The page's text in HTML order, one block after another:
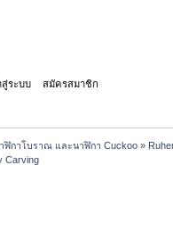
สู่ระบบ สมัครสมาชิก
ฬิกาโบราณ และนาฬิกา Cuckoo »
Carving